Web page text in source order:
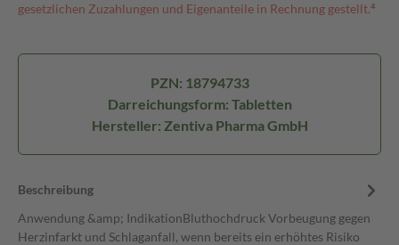
gesetzlichen Zuzahlungen und Eigenanteile in Rechnung gestellt.⁴
PZN: 18794733
Darreichungsform: Tabletten
Hersteller: Zentiva Pharma GmbH
Beschreibung
Anwendung &amp; IndikationBluthochdruck Vorbeugung gegen
Herzinfarkt und Schlaganfall, wenn bereits ein erhöhtes Risiko